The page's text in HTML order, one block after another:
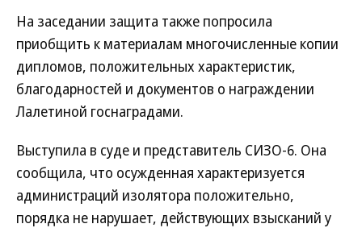
На заседании защита также попросила
приобщить к материалам многочисленные копии
дипломов, положительных характеристик,
благодарностей и документов о награждении
Лалетиной госнаградами.
Выступила в суде и представитель СИЗО-6. Она
сообщила, что осужденная характеризуется
администраций изолятора положительно,
порядка не нарушает, действующих взысканий у